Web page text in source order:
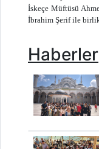
İskeçe Müftüsü
İbrahim Şerif ile
Haberler